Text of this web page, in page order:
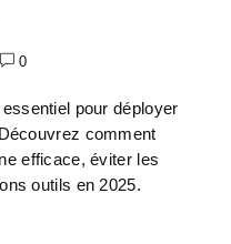
0
pour déployer
comment
efficace, éviter les
outils en 2025.